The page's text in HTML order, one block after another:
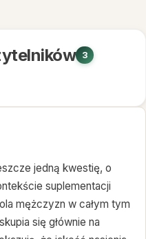
3
jedną kwestię, o
suplementacji
mężczyzn w całym tym
się głównie na